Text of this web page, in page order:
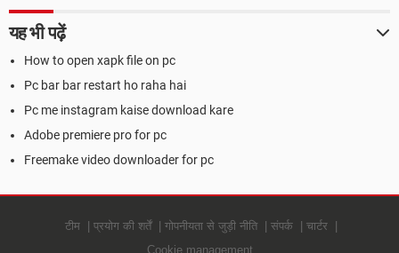
यह भी पढ़ें
How to open xapk file on pc
Pc bar bar restart ho raha hai
Pc me instagram kaise download kare
Adobe premiere pro for pc
Freemake video downloader for pc
टीम प्रयोग की शर्तें गोपनीयता से जुड़ी नीति संपर्क
चार्टर
Cookie management